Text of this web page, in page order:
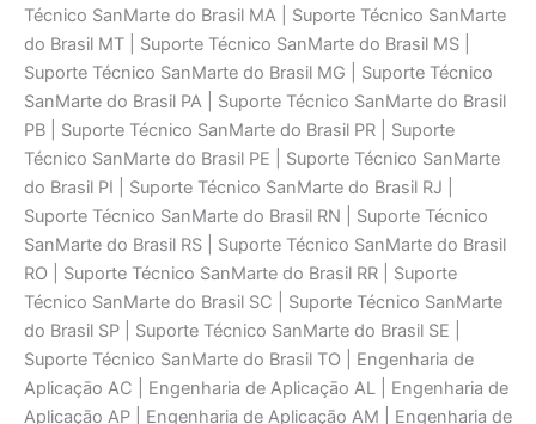
Técnico SanMarte do Brasil MA | Suporte Técnico SanMarte
do Brasil MT | Suporte Técnico SanMarte do Brasil MS |
Suporte Técnico SanMarte do Brasil MG | Suporte Técnico
SanMarte do Brasil PA | Suporte Técnico SanMarte do Brasil
PB | Suporte Técnico SanMarte do Brasil PR | Suporte
Técnico SanMarte do Brasil PE | Suporte Técnico SanMarte
do Brasil PI | Suporte Técnico SanMarte do Brasil RJ |
Suporte Técnico SanMarte do Brasil RN | Suporte Técnico
SanMarte do Brasil RS | Suporte Técnico SanMarte do Brasil
RO | Suporte Técnico SanMarte do Brasil RR | Suporte
Técnico SanMarte do Brasil SC | Suporte Técnico SanMarte
do Brasil SP | Suporte Técnico SanMarte do Brasil SE |
Suporte Técnico SanMarte do Brasil TO | Engenharia de
Aplicaçāo AC | Engenharia de Aplicaçāo AL | Engenharia de
Aplicaçāo AP | Engenharia de Aplicaçāo AM | Engenharia de